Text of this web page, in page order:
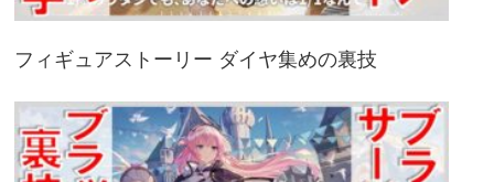
フィギュアストーリー ダイヤ集めの裏技